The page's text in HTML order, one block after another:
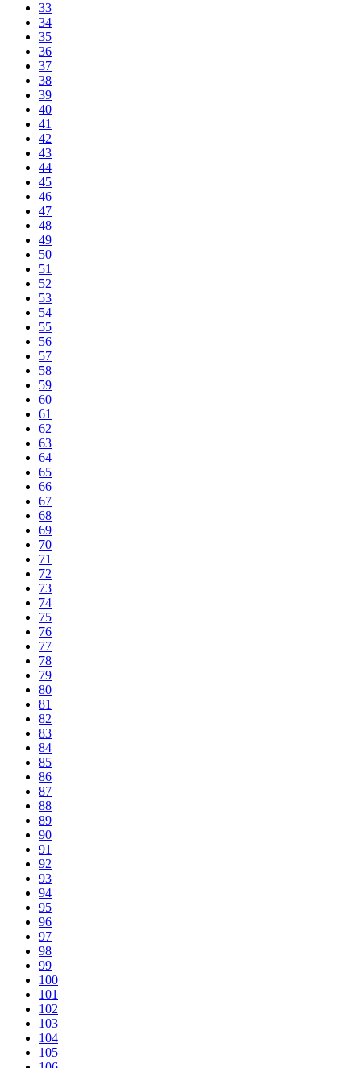
33
34
35
36
37
38
39
40
41
42
43
44
45
46
47
48
49
50
51
52
53
54
55
56
57
58
59
60
61
62
63
64
65
66
67
68
69
70
71
72
73
74
75
76
77
78
79
80
81
82
83
84
85
86
87
88
89
90
91
92
93
94
95
96
97
98
99
100
101
102
103
104
105